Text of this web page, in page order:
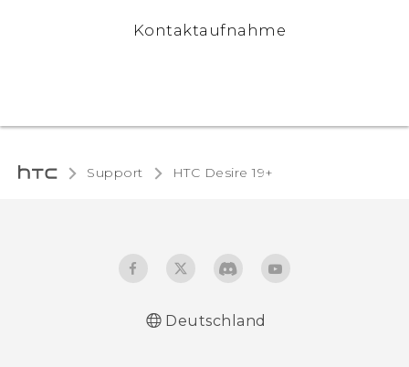
Kontaktaufnahme
Support ‎HTC Desire 19+‎‎
Deutschland